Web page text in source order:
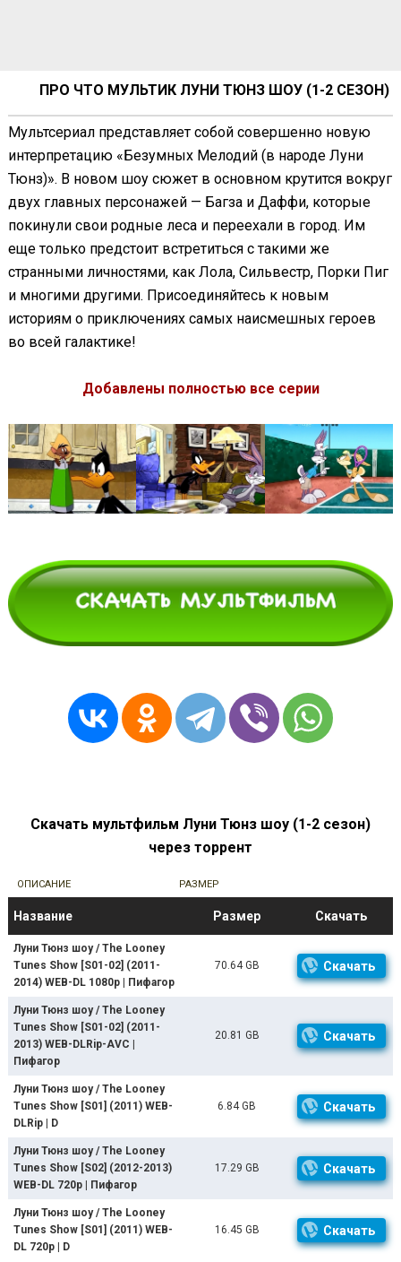
ПРО ЧТО МУЛЬТИК ЛУНИ ТЮНЗ ШОУ (1-2 СЕЗОН)
Мультсериал представляет собой совершенно новую
интерпретацию «Безумных Мелодий (в народе Луни
Тюнз)». В новом шоу сюжет в основном крутится вокруг
двух главных персонажей — Багза и Даффи, которые
покинули свои родные леса и переехали в город. Им
еще только предстоит встретиться с такими же
странными личностями, как Лола, Сильвестр, Порки Пиг
и многими другими. Присоединяйтесь к новым
историям о приключениях самых наисмешных героев
во всей галактике!
Добавлены полностью все серии
Скачать мультфильм Луни Тюнз шоу (1-2 сезон)
через торрент
ОПИСАНИЕ РАЗМЕР
Название Размер Скачать
Луни Тюнз шоу / The Looney
Tunes Show [S01-02] (2011-
2014) WEB-DL 1080p | Пифагор
70.64 GB Скачать
Луни Тюнз шоу / The Looney
Tunes Show [S01-02] (2011-
2013) WEB-DLRip-AVC |
Пифагор
20.81 GB Скачать
Луни Тюнз шоу / The Looney
Tunes Show [S01] (2011) WEB-
DLRip | D
6.84 GB Скачать
Луни Тюнз шоу / The Looney
Tunes Show [S02] (2012-2013)
WEB-DL 720p | Пифагор
17.29 GB Скачать
Луни Тюнз шоу / The Looney
Tunes Show [S01] (2011) WEB-
DL 720p | D
16.45 GB Скачать